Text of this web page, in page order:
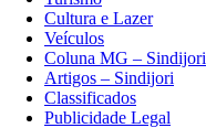
Cultura e Lazer
Veículos
Coluna MG – Sindijori
Artigos – Sindijori
Classificados
Publicidade Legal